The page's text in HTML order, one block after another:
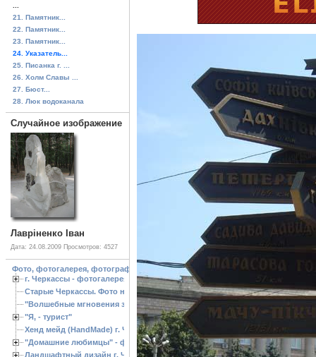
21. Памятник...
22. Памятник...
23. Памятник...
24. Указатель...
25. Писанка г. ...
26. Холм Славы ...
27. Бюст...
28. Люк водоканала
Случайное изображение
Лавріненко Іван
Дата: 24.08.2009 Просмотров: 4527
Фото, фотогалерея, фотографии Черкассы, зоопарк, ландшафтный дизайн.
г. Черкассы - фотогалерея
Старые Черкассы. Фото начало ХХ ст.
"Волшебные мгновения зимы"
"Я, - турист"
Хенд мейд (HandMade) г. Черкассы, - изделия ручной работы
"Домашние любимцы" - фото
Ландшафтный дизайн г. Черкассы